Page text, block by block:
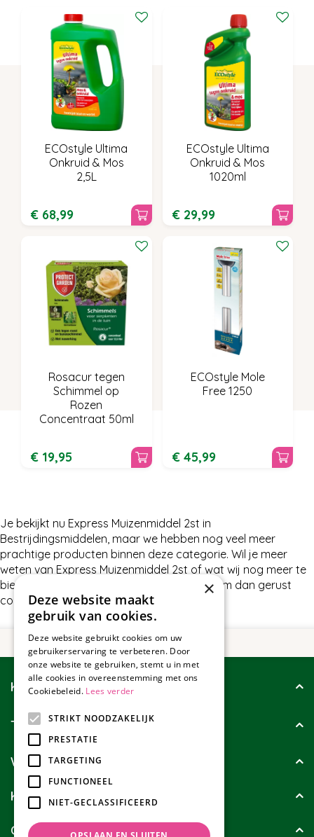
ECOstyle Ultima
Onkruid & Mos
2,5L
€ 68,99
ECOstyle Ultima
Onkruid & Mos
1020ml
€ 29,99
Rosacur tegen
Schimmel op
Rozen
Concentraat 50ml
€ 19,95
ECOstyle Mole
Free 1250
€ 45,99
Je bekijkt nu Express Muizenmiddel 2st in
Bestrijdingsmiddelen, maar we hebben nog veel meer
prachtige producten binnen deze categorie. Wil je meer
weten van Express Muizenmiddel 2st of wat wij nog meer te
bieden hebben in Bestrijdingsmiddelen, neem dan gerust
contact met ons op.
Klantenservice
Tuincollectie
Wie zijn wij?
Klanten geven ons
Contact
×
Deze website maakt
gebruik van cookies.
Deze website gebruikt cookies om uw
gebruikerservaring te verbeteren. Door
onze website te gebruiken, stemt u in met
alle cookies in overeenstemming met ons
Cookiebeleid. Lees verder
STRIKT NOODZAKELIJK
PRESTATIE
TARGETING
FUNCTIONEEL
NIET-GECLASSIFICEERD